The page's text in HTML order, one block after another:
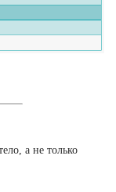
а не только